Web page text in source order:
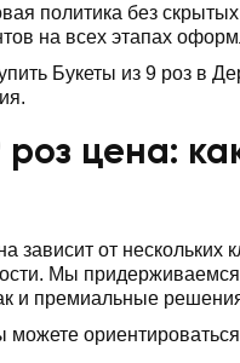
политика без
на всех этапах
Букеты из 9 роз в
роз цена:
зависит от
Мы придерживаемся
и премиальные
можете